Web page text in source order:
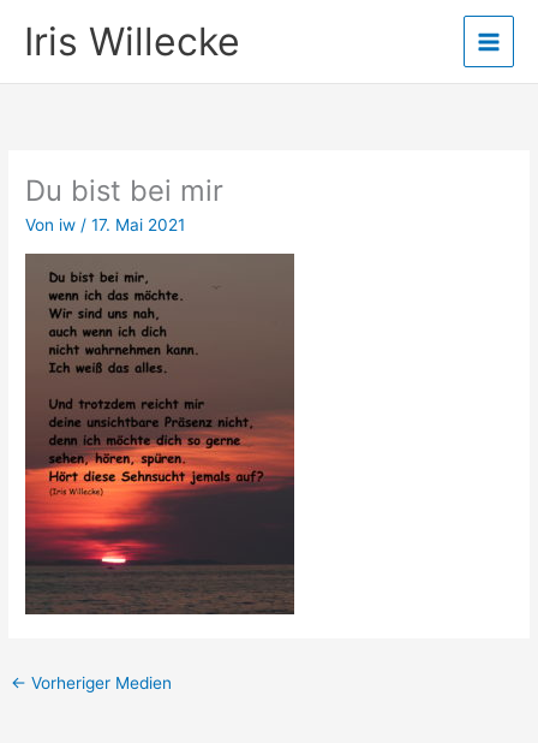
InhaltIris Willecke
Du bist bei mir
Von iw /17. Mai 2021
← Vorheriger Medien